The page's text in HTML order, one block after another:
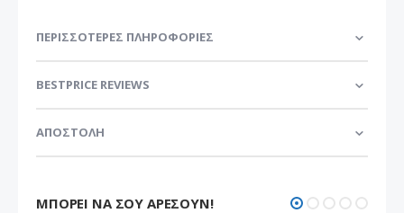
ΠΕΡΙΣΣΌΤΕΡΕΣ ΠΛΗΡΟΦΟΡΊΕΣ
BESTPRICE REVIEWS
ΑΠΟΣΤΟΛΗ
ΜΠΟΡΕΊ ΝΑ ΣΟΥ ΑΡΈΣΟΥΝ!